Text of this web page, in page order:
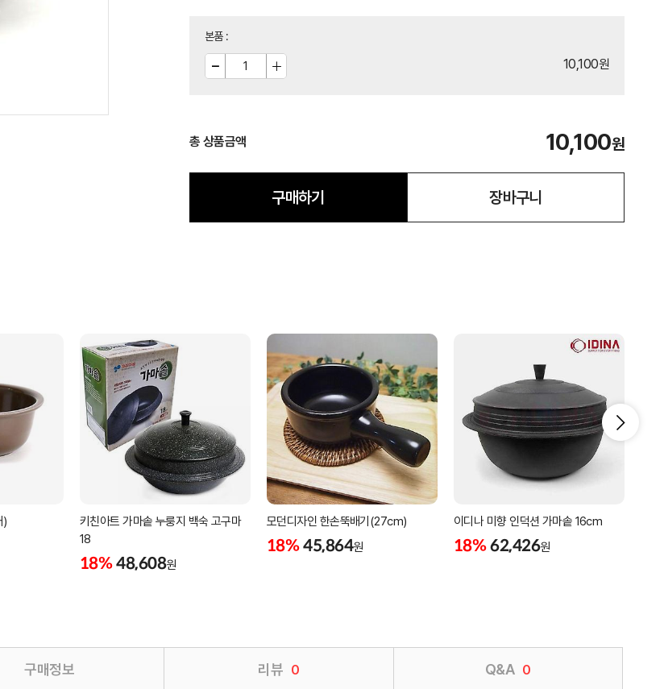
본품:
10,100원
총 상품금액 10,100원
구매하기 장바구니
)
키친아트 가마솥 누룽지 백숙 고구마
18
18% 48,608원
모던디자인 한손뚝배기(27cm)
18% 45,864원
이디나 미향 인덕션 가마솥 16cm
18% 62,426원
구매정보 리뷰 0 Q&A 0